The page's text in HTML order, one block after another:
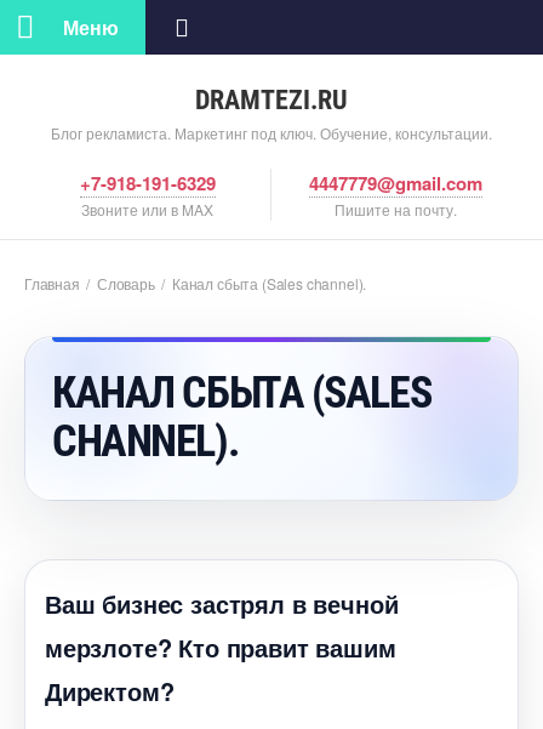
DRAMTEZI.RU
Блог рекламиста. Маркетинг под ключ. Обучение, консультации.
Меню
+7-918-191-6329
Звоните или в MAX
4447779@gmail.com
Пишите на почту.
Главная / Словарь/ Канал сбыта (Sales channel).
КАНАЛ СБЫТА (SALES
CHANNEL).
аш бизнес застрял в вечной
мерзлоте? Кто правит вашим
Директом?